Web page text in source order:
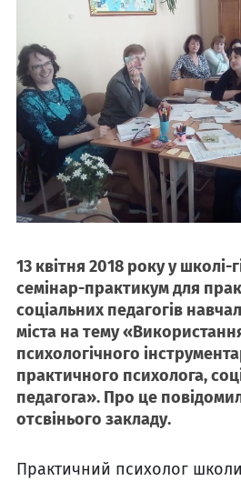
13 квітня 2018 року у школі-
семінар-практикум для
соціальних педагогів
міста на тему
психологічного
практичного психолога,
педагога». Про це
отсвінього закладу.
Практичний психолог школи